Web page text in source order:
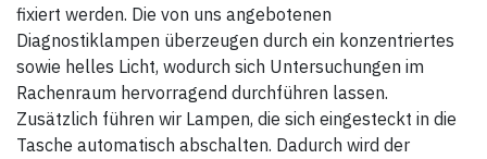
fixiert werden. Die von uns angebotenen
Diagnostiklampen überzeugen durch ein konzentriertes
sowie helles Licht, wodurch sich Untersuchungen im
Rachenraum hervorragend durchführen lassen.
Zusätzlich führen wir Lampen, die sich eingesteckt in die
Tasche automatisch abschalten. Dadurch wird der